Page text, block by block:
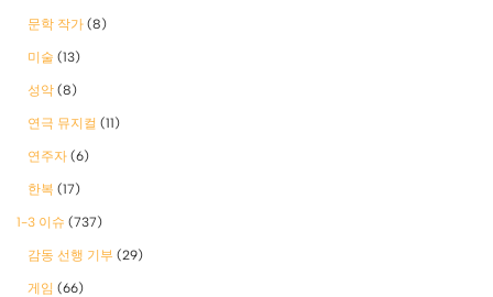
문학 작가 (8)
미술 (13)
성악 (8)
연극 뮤지컬 (11)
연주자 (6)
한복 (17)
1-3 이슈 (737)
감동 선행 기부 (29)
게임 (66)